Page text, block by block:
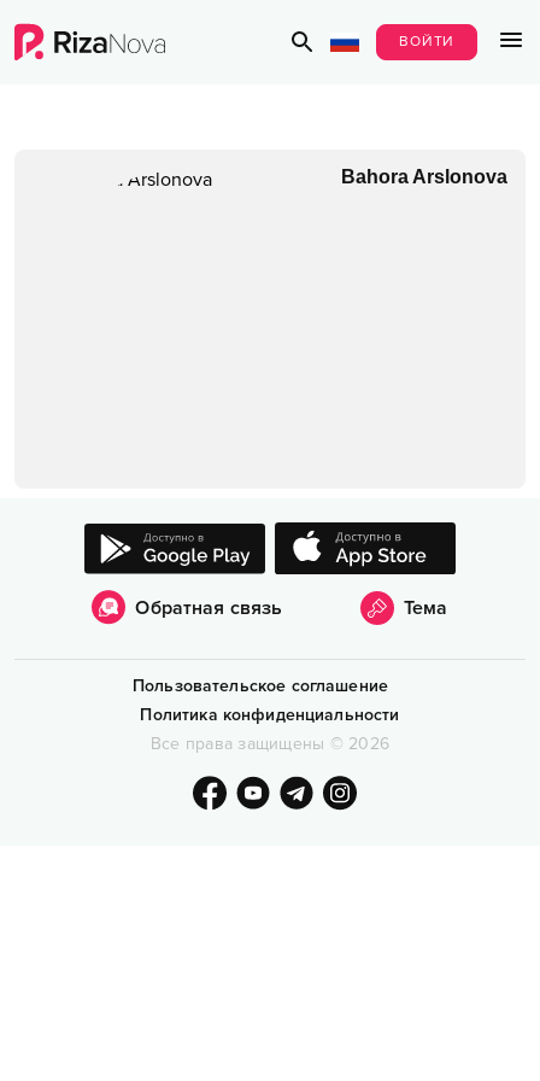
ВОЙТИ
Bahora Arslonova
Обратная связь Тема
Пользовательское соглашение
Политика конфиденциальности
Все права защищены © 2026